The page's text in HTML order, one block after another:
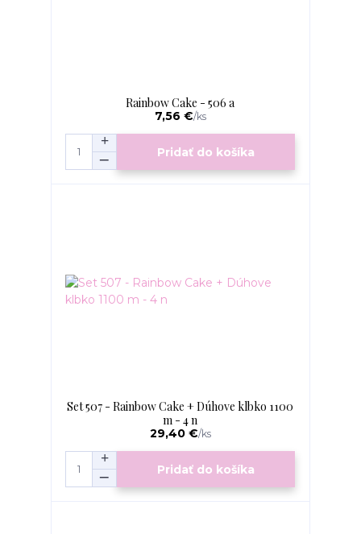
Rainbow Cake - 506 a
7,56 €/ks
Pridať do košíka
Set 507 - Rainbow Cake + Dúhove klbko 1100
m - 4 n
29,40 €/ks
Pridať do košíka